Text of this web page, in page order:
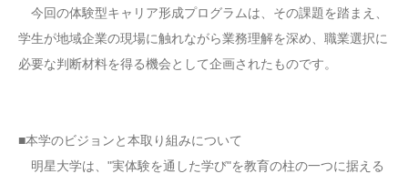
今回の体験型キャリア形成プログラムは、その課題を踏まえ、
学生が地域企業の現場に触れながら業務理解を深め、職業選択に
必要な判断材料を得る機会として企画されたものです。
■本学のビジョンと本取り組みについて
明星大学は、"実体験を通した学び"を教育の柱の一つに据える